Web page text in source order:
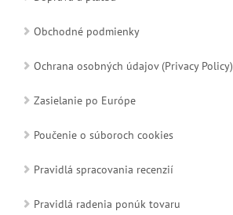
Obchodné podmienky
Ochrana osobných údajov (Privacy Policy)
Zasielanie po Európe
Poučenie o súboroch cookies
Pravidlá spracovania recenzií
Pravidlá radenia ponúk tovaru